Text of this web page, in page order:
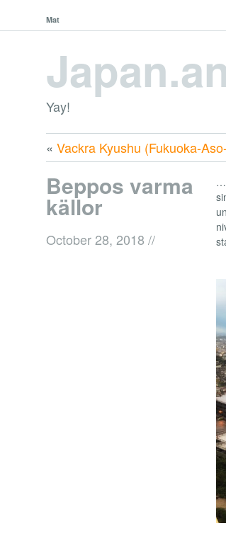
Mat
Yay!
« Vackra Kyushu (Fukuoka-
Beppos varma
källor
October 28, 2018 //
…